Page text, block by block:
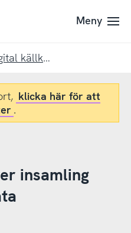
Meny
Digital integritet och digital källkritik
klicka här för att
.
insamling